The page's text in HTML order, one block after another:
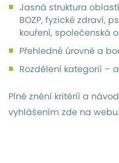
Jasná struktura
BOZP, fyzické zdraví,
kouření, společenská
Přehledné úrovně a
Rozdělení kategorií –
Plné znění kritérií a
vyhlášením zde na webu.